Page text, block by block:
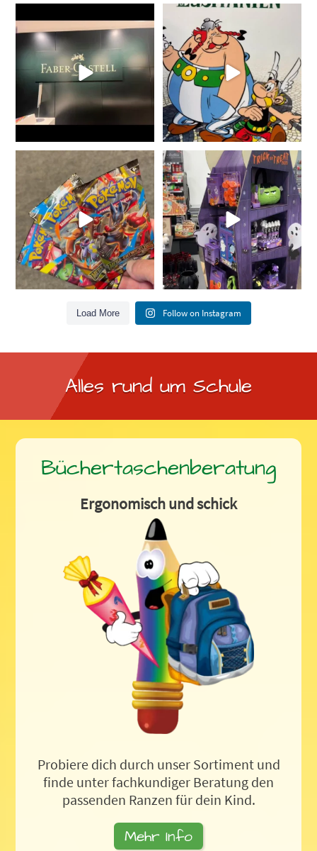
16 1 10
11
🎃👻 Die
@legami_milano
Halloween Limited
Edition ...
25 13
Load More Follow on Instagram
Alles rund um Schule
Büchertaschenberatung
Ergonomisch und schick
Probiere dich durch unser Sortiment und
finde unter fachkundiger Beratung den
passenden Ranzen für dein Kind.
Mehr Info